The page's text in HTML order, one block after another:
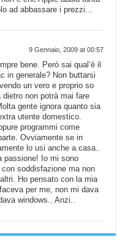
ad abbassare i prezzi…
9 Gennaio, 2009 at 00:57
bene. Però sai qual’è il
in generale? Non buttarsi
un vero e proprio so
non potrà mai fare
gente ignora quanto sia
utente domestico.
programmi come
Ovviamente se in
lo usi anche a casa..
passione! Io mi sono
soddisfazione ma non
Ho pensato con la mia
per me, non mi dava
windows.. Anzi..